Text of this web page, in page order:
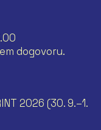
dogovoru.
2026 (30. 9.–1.